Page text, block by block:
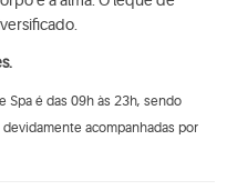
Spa é das 09h às 23h, sendo
acompanhadas por